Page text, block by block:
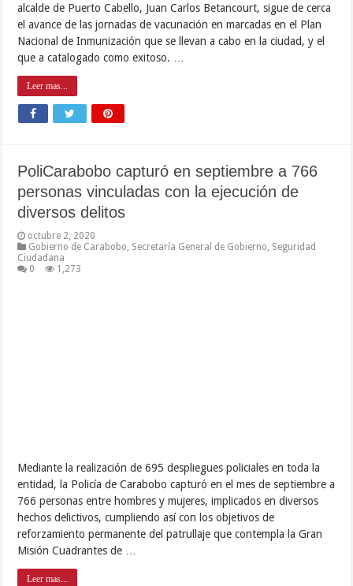
alcalde de Puerto Cabello, Juan Carlos Betancourt, sigue de cerca
el avance de las jornadas de vacunación en marcadas en el Plan
Nacional de Inmunización que se llevan a cabo en la ciudad, y el
que a catalogado como exitoso. …
Leer mas...
PoliCarabobo capturó en septiembre a 766
personas vinculadas con la ejecución de
diversos delitos
octubre 2, 2020
Gobierno de Carabobo, Secretaría General de Gobierno, Seguridad
Ciudadana
0
1,273
Mediante la realización de 695 despliegues policiales en toda la
entidad, la Policía de Carabobo capturó en el mes de septiembre a
766 personas entre hombres y mujeres, implicados en diversos
hechos delictivos, cumpliendo así con los objetivos de
reforzamiento permanente del patrullaje que contempla la Gran
Misión Cuadrantes de …
Leer mas...